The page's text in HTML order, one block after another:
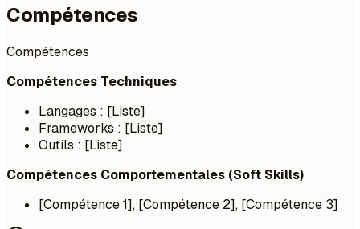
Compétences
Compétences
Compétences Techniques
Langages : [Liste]
Frameworks : [Liste]
Outils : [Liste]
Compétences Comportementales (Soft Skills)
[Compétence 1], [Compétence 2], [Compétence 3]